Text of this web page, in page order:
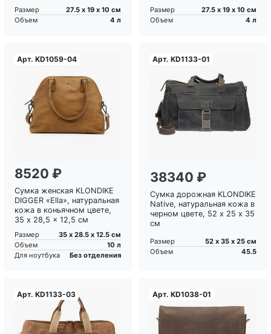
Размер
27.5 х 19 х 10 см
Объем
4 л
Размер
27.5 х 19 х 10 см
Объем
4 л
Арт. KD1059-04
Загрузка...
8520 ₽
Сумка женская KLONDIKE
DIGGER «Ella», натуральная
кожа в коньячном цвете,
35 x 28,5 x 12,5 см
Размер
35 х 28.5 х 12.5 см
Объем
10 л
Для ноутбука
Без отделения
Арт. KD1133-01
Загрузка...
38340 ₽
Сумка дорожная KLONDIKE
Native, натуральная кожа в
черном цвете, 52 х 25 х 35
см
Размер
52 х 35 х 25 см
Объем
45.5
Арт. KD1133-03 Арт. KD1038-01